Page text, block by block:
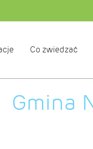
Co zwiedzać
Gmina